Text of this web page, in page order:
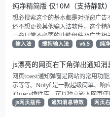
纯净精简版 仅10M（支持静默）
想必搜索这个的基本都是对弹窗广
还不想更换其他输入法软件，这个精
一些日常不必要的功能组件及广告
自行杀一下毒
输入法 搜狗输入法 v6.5 纯
js漂亮的网页右下角弹出通知
网页toast通知弹窗是网站的常用功
示等等。Notyf 是一款超级简单、响
jQuery插件库，可以独立嵌入网页使
js网页插件 通知消息特效 网页